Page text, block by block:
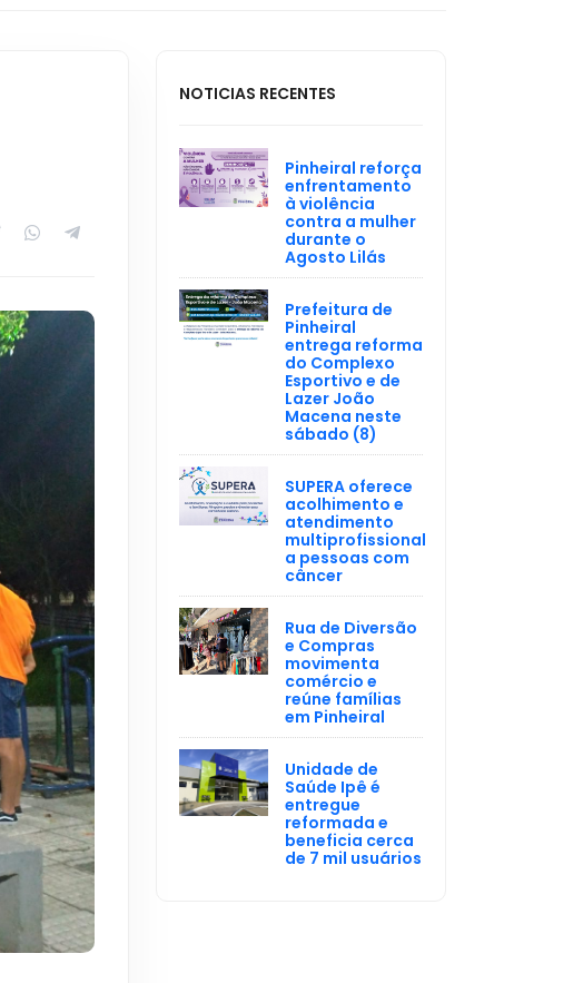
NOTICIAS RECENTES
Pinheiral reforça
enfrentamento
à violência
contra a mulher
durante o
Agosto Lilás
Prefeitura de
Pinheiral
entrega reforma
do Complexo
Esportivo e de
Lazer João
Macena neste
sábado (8)
SUPERA oferece
acolhimento e
atendimento
multiprofissional
a pessoas com
câncer
Rua de Diversão
e Compras
movimenta
comércio e
reúne famílias
em Pinheiral
Unidade de
Saúde Ipê é
entregue
reformada e
beneficia cerca
de 7 mil usuários